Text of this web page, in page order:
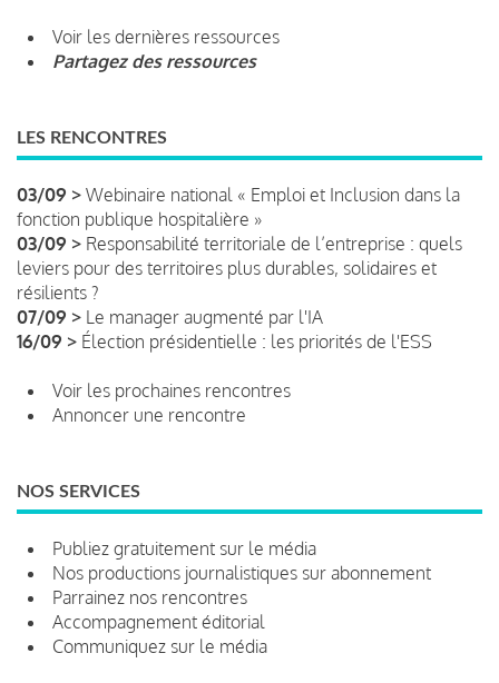
Voir les dernières ressources
Partagez des ressources
LES RENCONTRES
03/09 > Webinaire national « Emploi et Inclusion dans la
fonction publique hospitalière »
03/09 > Responsabilité territoriale de l’entreprise : quels
leviers pour des territoires plus durables, solidaires et
résilients ?
07/09 > Le manager augmenté par l'IA
16/09 > Élection présidentielle : les priorités de l'ESS
Voir les prochaines rencontres
Annoncer une rencontre
NOS SERVICES
Publiez gratuitement sur le média
Nos productions journalistiques sur abonnement
Parrainez nos rencontres
Accompagnement éditorial
Communiquez sur le média